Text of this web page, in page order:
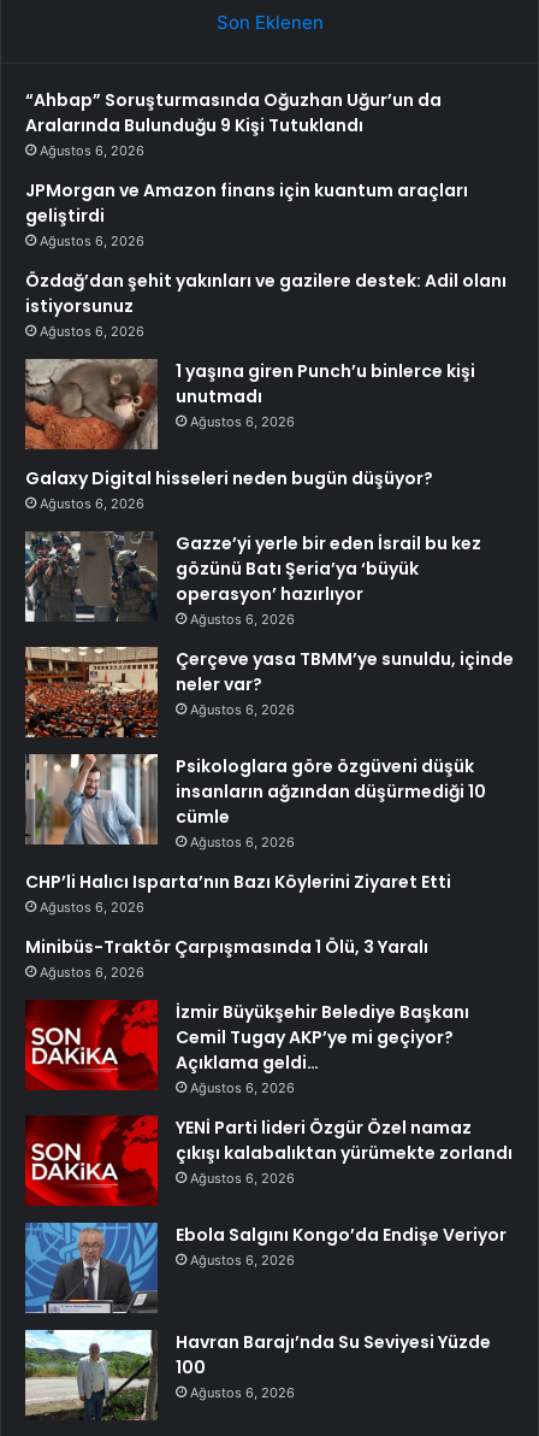
Son Eklenen
“Ahbap” Soruşturmasında Oğuzhan Uğur’un da
Aralarında Bulunduğu 9 Kişi Tutuklandı
Ağustos 6, 2026
JPMorgan ve Amazon finans için kuantum araçları
geliştirdi
Ağustos 6, 2026
Özdağ’dan şehit yakınları ve gazilere destek: Adil olanı
istiyorsunuz
Ağustos 6, 2026
1 yaşına giren Punch’u binlerce kişi
unutmadı
Ağustos 6, 2026
Galaxy Digital hisseleri neden bugün düşüyor?
Ağustos 6, 2026
Gazze’yi yerle bir eden İsrail bu kez
gözünü Batı Şeria’ya ‘büyük
operasyon’ hazırlıyor
Ağustos 6, 2026
Çerçeve yasa TBMM’ye sunuldu, içinde
neler var?
Ağustos 6, 2026
Psikologlara göre özgüveni düşük
insanların ağzından düşürmediği 10
cümle
Ağustos 6, 2026
CHP’li Halıcı Isparta’nın Bazı Köylerini Ziyaret Etti
Ağustos 6, 2026
Minibüs-Traktör Çarpışmasında 1 Ölü, 3 Yaralı
Ağustos 6, 2026
İzmir Büyükşehir Belediye Başkanı
Cemil Tugay AKP’ye mi geçiyor?
Açıklama geldi…
Ağustos 6, 2026
YENİ Parti lideri Özgür Özel namaz
çıkışı kalabalıktan yürümekte zorlandı
Ağustos 6, 2026
Ebola Salgını Kongo’da Endişe Veriyor
Ağustos 6, 2026
Havran Barajı’nda Su Seviyesi Yüzde
100
Ağustos 6, 2026